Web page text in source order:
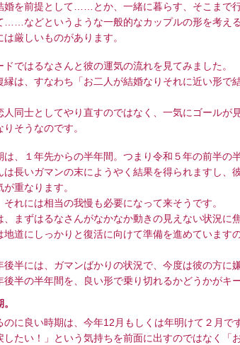
を前提として……とか、一緒に暮らす、そこまで
……などというような一般的なカップルの形を考え
は厳しいものがあります。
ではるなさんと彼の運気の流れを見てみました。
は、すなわち「お二人が結婚なりそれに近い形で
同士としてやり直すのではなく、一気にゴールが
そうなのです。
、１年先からの半年間。つまり令和５年の前半の半
長いガマンの末にようやく結果を得られますし、
重なります。
れには相当の我慢も必要になって来そうです。
まずはるなさんがなかなか動きの見えない状況に
道にしっかりと復活に向けて準備を進めています
半には、ガマンばかりの状況で、今度は彼の方に
後半の半年間を、良い形で乗り切れるかどうかがキ
に良い時期は、今年12月もしくは年明けて２月です
たい！」という気持ちを前面に出すのではなく「